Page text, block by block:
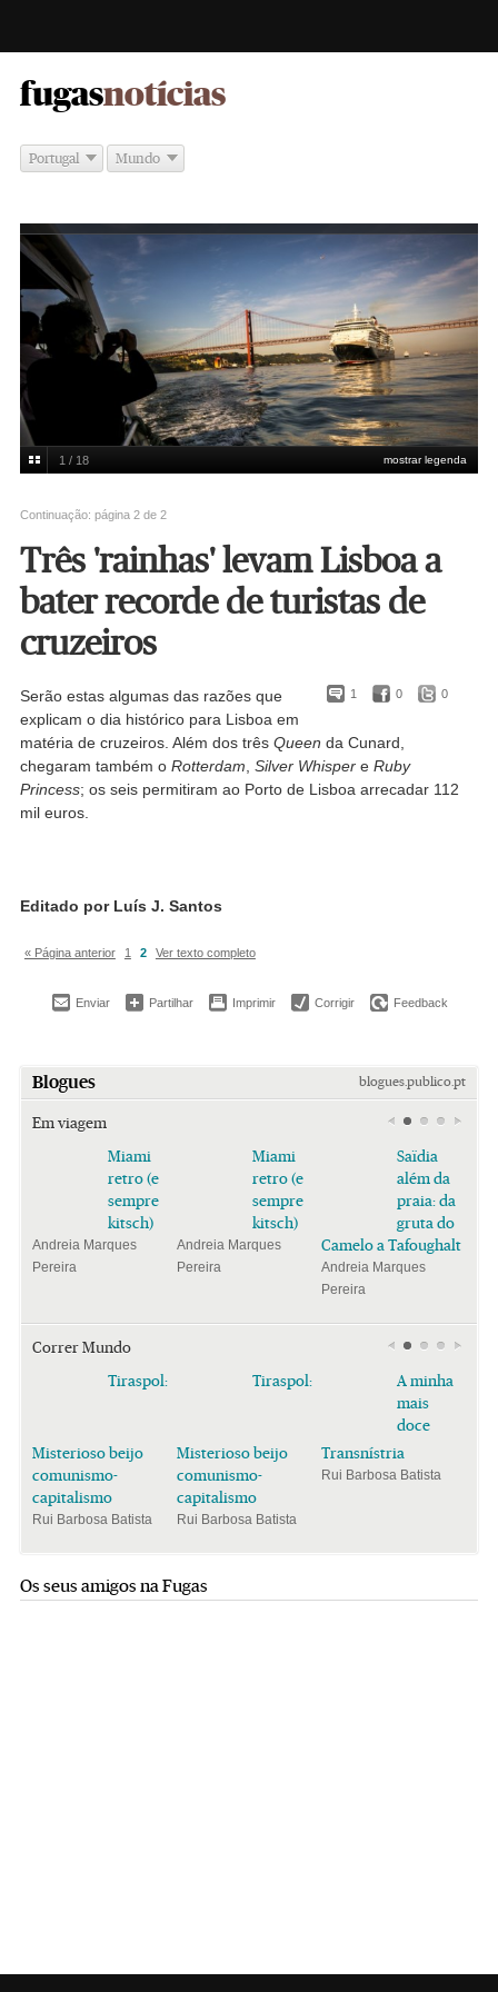
fugas -
notícias
Portugal Mundo
Daniel Rocha
mostrar legenda
1 / 18
Continuação: página 2 de 2
Três 'rainhas' levam Lisboa a
bater recorde de turistas de
cruzeiros
1 0 0
Serão estas algumas das razões que
explicam o dia histórico para Lisboa em
matéria de cruzeiros. Além dos três Queen da Cunard,
chegaram também o Rotterdam, Silver Whispere Ruby
Princess; os seis permitiram ao Porto de Lisboa arrecadar 112
mil euros.
Editado por Luís J. Santos
« Página anterior 1 2 Ver texto completo
Enviar Partilhar Imprimir Corrigir Feedback
Blogues blogues.publico.pt
Em viagem
Miami
retro (e
sempre
kitsch)
Andreia Marques
Pereira
Miami
retro (e
sempre
kitsch)
Andreia Marques
Pereira
Saïdia
além da
praia: da
gruta do
Camelo a Tafoughalt
Andreia Marques
Pereira
Correr Mundo
Tiraspol:
Misterioso beijo
comunismo-
capitalismo
Rui Barbosa Batista
Tiraspol:
Misterioso beijo
comunismo-
capitalismo
Rui Barbosa Batista
A minha
mais
doce
Transnístria
Rui Barbosa Batista
Os seus amigos na Fugas